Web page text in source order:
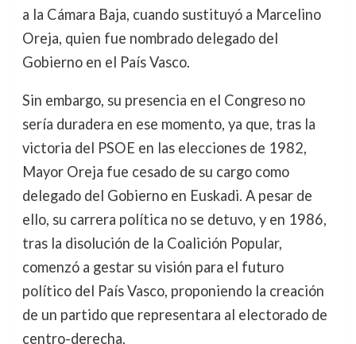
a la Cámara Baja, cuando sustituyó a Marcelino
Oreja, quien fue nombrado delegado del
Gobierno en el País Vasco.
Sin embargo, su presencia en el Congreso no
sería duradera en ese momento, ya que, tras la
victoria del PSOE en las elecciones de 1982,
Mayor Oreja fue cesado de su cargo como
delegado del Gobierno en Euskadi. A pesar de
ello, su carrera política no se detuvo, y en 1986,
tras la disolución de la Coalición Popular,
comenzó a gestar su visión para el futuro
político del País Vasco, proponiendo la creación
de un partido que representara al electorado de
centro-derecha.